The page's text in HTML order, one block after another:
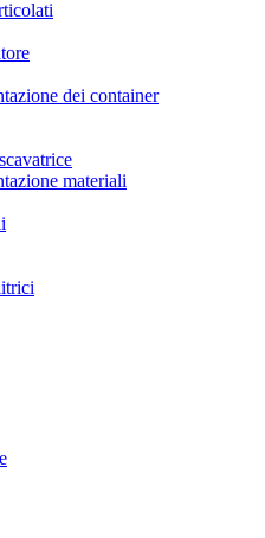
dei container
materiali